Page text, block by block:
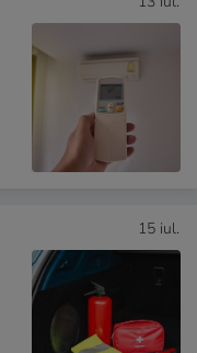
15 iul.